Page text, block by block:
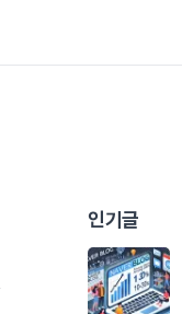
인기글